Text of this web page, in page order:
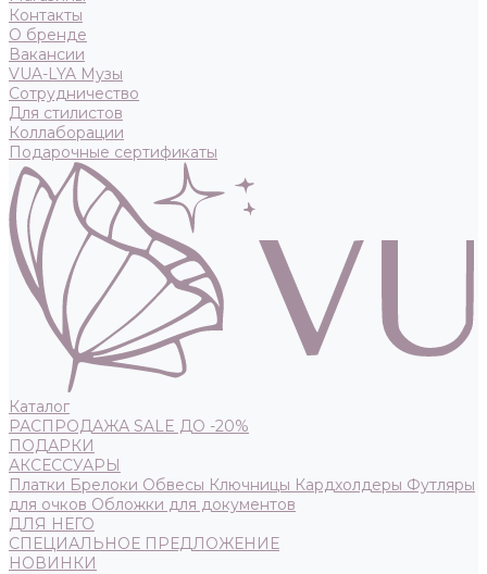
Контакты
О бренде
Вакансии
VUA-LYA Музы
Сотрудничество
Для стилистов
Коллаборации
Подарочные сертификаты
Каталог
РАСПРОДАЖА SALE ДО -20%
ПОДАРКИ
АКСЕССУАРЫ
Платки Брелоки Обвесы Ключницы Кардхолдеры Футляры
для очков Обложки для документов
ДЛЯ НЕГО
СПЕЦИАЛЬНОЕ ПРЕДЛОЖЕНИЕ
НОВИНКИ